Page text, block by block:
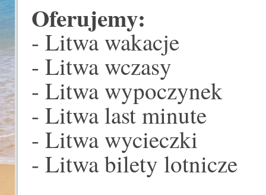
Oferujemy:
- Litwa wakacje
- Litwa wczasy
- Litwa wypoczynek
- Litwa last minute
- Litwa wycieczki
- Litwa bilety lotnicze